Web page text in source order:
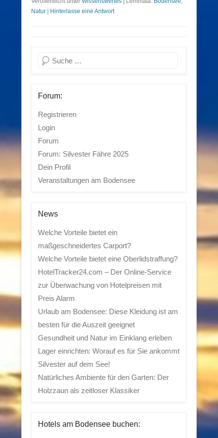
Natur
Hinterlasse eine Antwort
Suchen
Forum:
Registrieren
Login
Forum
Forum: Silvester Fähre 2025
Dein Profil
Veranstaltungen am Bodensee
News
Welche Vorteile bietet ein
maßgeschneidertes Carport?
Welche Vorteile bietet eine Oberlidstraffung?
HotelTracker24.com – Der Online-Service
zur Überwachung von Hotelpreisen mit
Preis Alarm
Urlaub am Bodensee: Diese Kleidung ist am
besten für die Auszeit geeignet
Gesundheit und Natur im Einklang erleben
Lager einrichten: Worauf es für Sie ankommt
Silvester auf dem See!
Natürliches Ambiente für den Garten: Der
Holzzaun als zeitloser Klassiker
Hotels am Bodensee buchen: